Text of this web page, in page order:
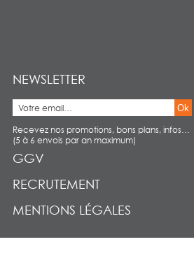
NEWSLETTER
Ok
Recevez nos promotions, bons plans, infos…
(5 à 6 envois par an maximum)
RECRUTEMENT
MENTIONS LÉGALES
GGV